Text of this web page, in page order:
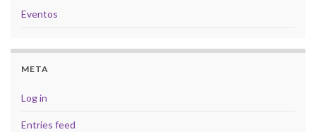
Eventos
META
Log in
Entries feed